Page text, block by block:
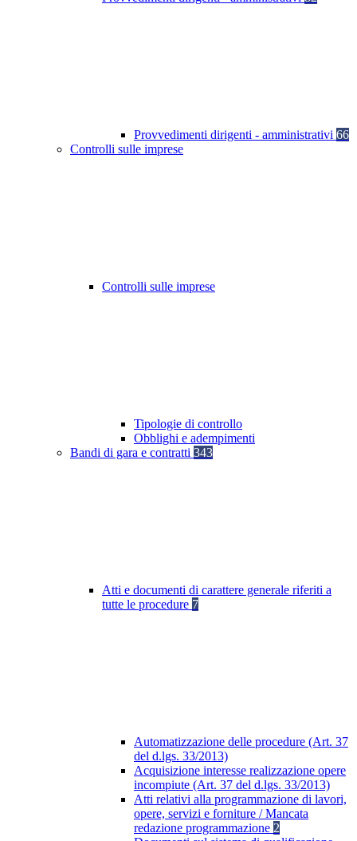
Provvedimenti dirigenti - amministrativi 66
Controlli sulle imprese
Controlli sulle imprese
Tipologie di controllo
Obblighi e adempimenti
Bandi di gara e contratti 343
Atti e documenti di carattere generale riferiti a
tutte le procedure 7
Automatizzazione delle procedure (Art. 37
del d.lgs. 33/2013)
Acquisizione interesse realizzazione opere
incompiute (Art. 37 del d.lgs. 33/2013)
Atti relativi alla programmazione di lavori,
opere, servizi e forniture / Mancata
redazione programmazione 2